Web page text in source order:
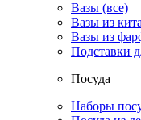
Вазы (все)
Вазы из
Вазы из
Подставки
Посуда
Наборы